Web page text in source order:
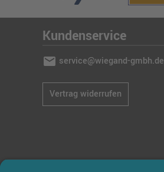
Kundenservice
mail service@wiegand-gmbh.de
Vertrag widerrufen